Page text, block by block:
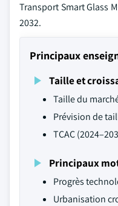
Transport Smart Glass
2032.
Principaux
Taille et
Taille du
Prévision de
TCAC
Principaux
Progrès
Urbanisation